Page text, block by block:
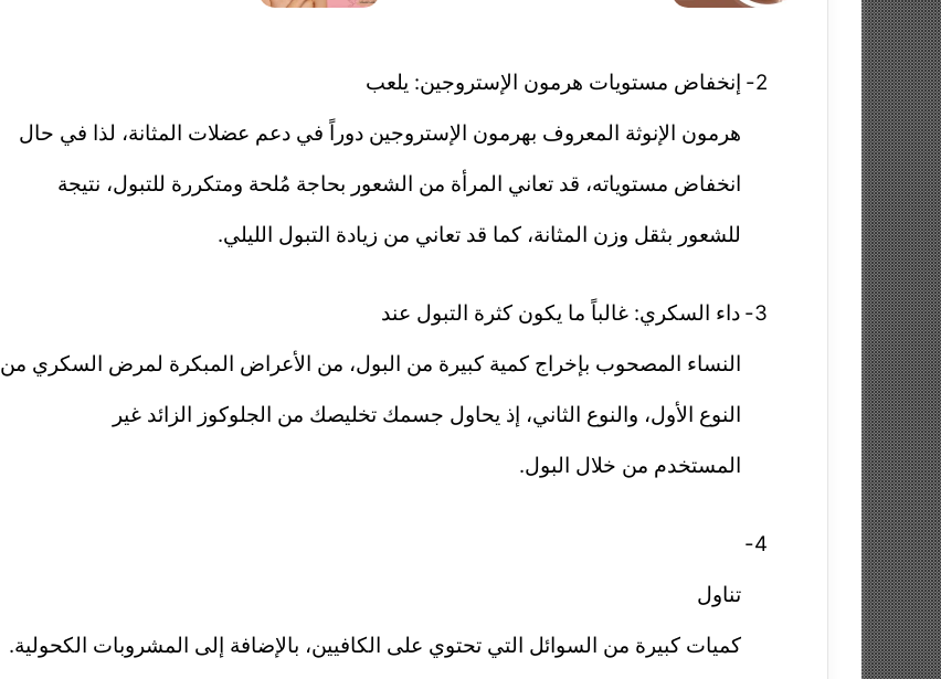
2-
إنخفاض مستويات هرمون الإستروجين: يلعب
هرمون الإنوثة المعروف بهرمون الإستروجين دوراً في دعم عضلات المثانة، لذا في حال
انخفاض مستوياته، قد تعاني المرأة من الشعور بحاجة مُلحة ومتكررة للتبول، نتيجة
للشعور بثقل وزن المثانة، كما قد تعاني من زيادة التبول الليلي.
3-
داء السكري: غالباً ما يكون كثرة التبول عند
النساء المصحوب بإخراج كمية كبيرة من البول، من الأعراض المبكرة لمرض السكري من
النوع الأول، والنوع الثاني، إذ يحاول جسمك تخليصك من الجلوكوز الزائد غير
المستخدم من خلال البول.
4-
تناول
كميات كبيرة من السوائل التي تحتوي على الكافيين، بالإضافة إلى المشروبات الكحولية.